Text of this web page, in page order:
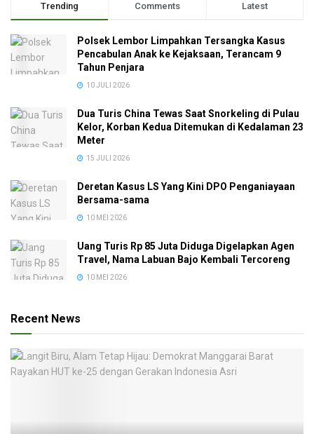
Trending Comments Latest
Polsek Lembor Limpahkan Tersangka Kasus
Pencabulan Anak ke Kejaksaan, Terancam 9
Tahun Penjara
10 JULI 2026
Dua Turis China Tewas Saat Snorkeling di Pulau
Kelor, Korban Kedua Ditemukan di Kedalaman 23
Meter
15 JULI 2026
Deretan Kasus LS Yang Kini DPO Penganiayaan
Bersama-sama
10 MEI 2026
Uang Turis Rp 85 Juta Diduga Digelapkan Agen
Travel, Nama Labuan Bajo Kembali Tercoreng
10 MEI 2026
Recent News